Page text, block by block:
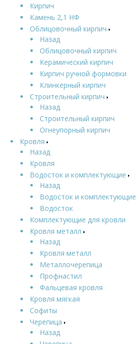
Кирпич
Камень 2,1 НФ
Облицовочный кирпич
Назад
Облицовочный кирпич
Керамический кирпич
Кирпич ручной формовки
Клинкерный кирпич
Строительный кирпич
Назад
Строительный кирпич
Огнеупорный кирпич
Кровля
Назад
Кровля
Водосток и комплектующие
Назад
Водосток и комплектующие
Водосток
Комплектующие для кровли
Кровля металл
Назад
Кровля металл
Металлочерепица
Профнастил
Фальцевая кровля
Кровля мягкая
Софиты
Черепица
Назад